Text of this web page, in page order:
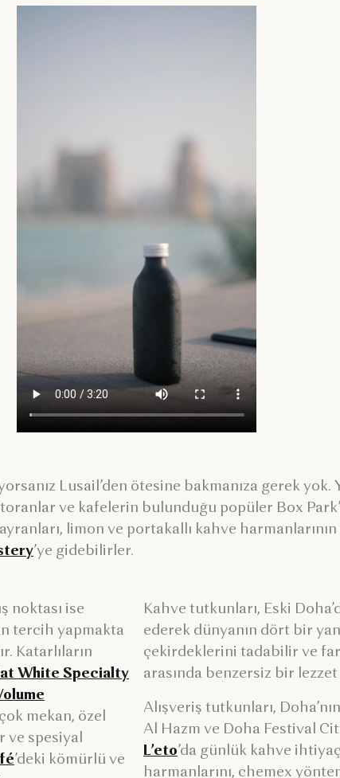
Lusail’den ötesine bakmanıza gerek yok.
ve kafelerin bulunduğu popüler Box
limon ve portakallı kahve
’ye gidebilirler.
noktası ise
tercih yapmakta
Katarlıların
White Specialty
mekan, özel
ve spesiyal
’deki kömürlü ve
Kahve tutkunları, Eski
ederek dünyanın dört bir
çekirdeklerini tadabilir ve
arasında benzersiz bir
Alışveriş tutkunları,
Al Hazm ve Doha Festival
L’eto’da günlük kahve
harmanlarını, chemex